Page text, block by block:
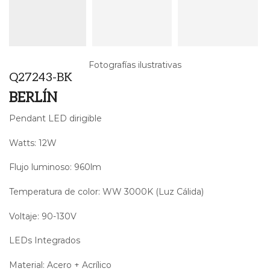
Fotografías ilustrativas
Q27243-BK
BERLÍN
Pendant LED dirigible
Watts: 12W
Flujo luminoso: 960lm
Temperatura de color: WW 3000K (Luz Cálida)
Voltaje: 90-130V
LEDs Integrados
Material: Acero + Acrílico